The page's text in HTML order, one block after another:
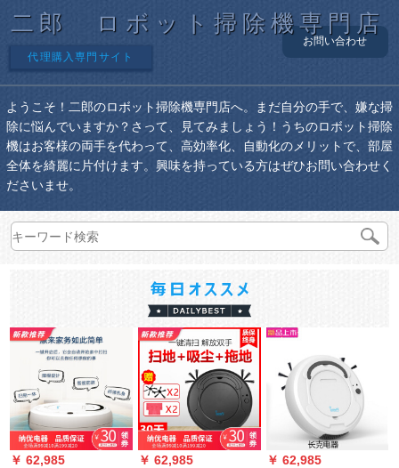
二郎 ロボット掃除機専門店
代理購入専門サイト
お問い合わせ
ようこそ！二郎のロボット掃除機専門店へ。まだ自分の手で、嫌な掃
除に悩んでいますか？さって、見てみましょう！うちのロボット掃除
機はお客様の両手を代わって、高効率化、自動化のメリットで、部屋
全体を綺麗に片付けます。興味を持っている方はぜひお問い合わせく
ださいませ。
￥ 62,985
￥ 62,985
￥ 62,985